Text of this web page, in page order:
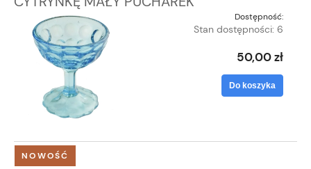
Dostępność:
Stan dostępności: 6
50,00 zł
Do koszyka
NOWOŚĆ